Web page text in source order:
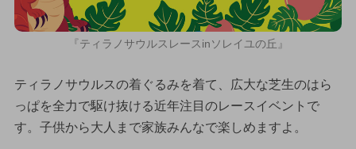
『ティラノサウルスレースinソレイユの丘』
ティラノサウルスの着ぐるみを着て、広大な芝生のはら
っぱを全力で駆け抜ける近年注目のレースイベントで
す。子供から大人まで家族みんなで楽しめますよ。